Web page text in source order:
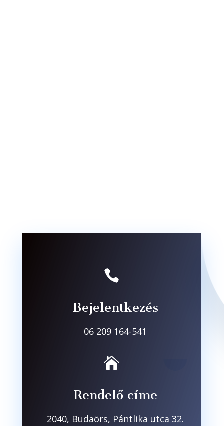

Bejelentkezés
06 209 164-541

Rendelő címe
2040, Budaörs, Pántlika utca 32.